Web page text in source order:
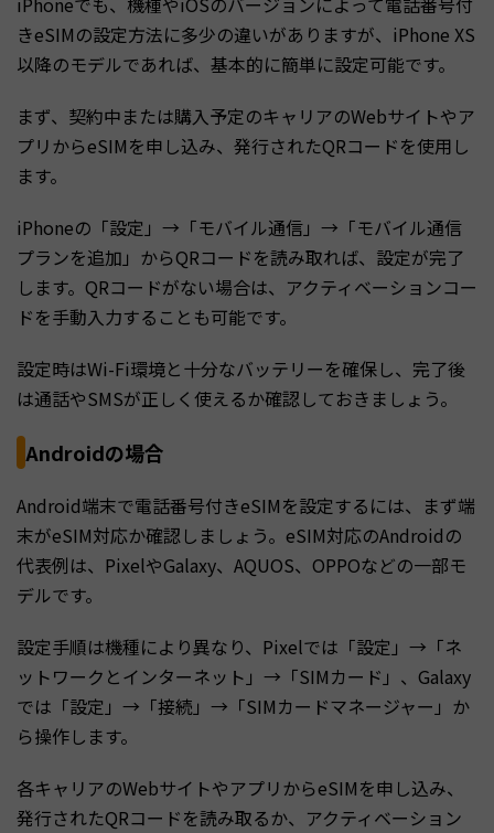
きeSIMの設定方法に多少の違いがありますが、iPhone XS
以降のモデルであれば、基本的に簡単に設定可能です。
まず、契約中または購入予定のキャリアのWebサイトやア
プリからeSIMを申し込み、発行されたQRコードを使用し
ます。
iPhoneの「設定」→「モバイル通信」→「モバイル通信
プランを追加」からQRコードを読み取れば、設定が完了
します。QRコードがない場合は、アクティベーションコー
ドを手動入力することも可能です。
設定時はWi-Fi環境と十分なバッテリーを確保し、完了後
は通話やSMSが正しく使えるか確認しておきましょう。
Androidの場合
Android端末で電話番号付きeSIMを設定するには、まず端
末がeSIM対応か確認しましょう。eSIM対応のAndroidの
代表例は、PixelやGalaxy、AQUOS、OPPOなどの一部モ
デルです。
設定手順は機種により異なり、Pixelでは「設定」→「ネ
ットワークとインターネット」→「SIMカード」、Galaxy
では「設定」→「接続」→「SIMカードマネージャー」か
ら操作します。
各キャリアのWebサイトやアプリからeSIMを申し込み、
発行されたQRコードを読み取るか、アクティベーション